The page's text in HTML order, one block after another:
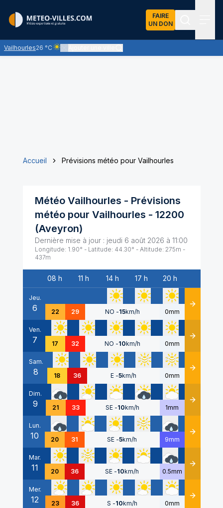
FAIRE
UN DON
Vailhourles26 °C
Ciel clair - quasiment pas de nuages et un soleil
Accueil Prévisions météo pour Vailhourles
Météo Vailhourles - Prévisions
météo pour Vailhourles - 12200
(Aveyron)
Dernière mise à jour : jeudi 6 août 2026 à 11:00
Longitude: 1.90° - Latitude: 44.30° - Altitude: 275m -
437m
Date
08 h 11 h 14 h 17 h 20 h
Jeu.
6 22 29 NO -15km/h 0mm Détails
Ven.
7 17 32 NO -10km/h 0mm Détails
Sam.
8 18 36 E -5km/h 0mm Détails
Dim.
9 21 33 SE -10km/h 1mm Détails
Lun.
10 20 31 SE -5km/h 9mm Détails
Mar.
11 20 36 SE -10km/h 0.5mm Détails
Mer.
12 23 36 S -10km/h 0mm Détails